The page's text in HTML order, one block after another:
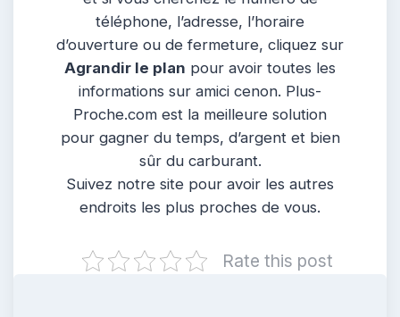
téléphone, l’adresse, l’horaire
d’ouverture ou de fermeture, cliquez sur
Agrandir le plan pour avoir toutes les
informations sur amici cenon. Plus-
Proche.com est la meilleure solution
pour gagner du temps, d’argent et bien
sûr du carburant.
Suivez notre site pour avoir les autres
endroits les plus proches de vous.
Rate this post